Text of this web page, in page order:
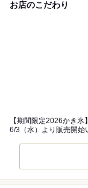
お店のこだわり
【期間限定2026かき氷】
6/3（水）より販売開始